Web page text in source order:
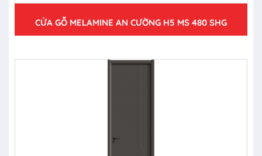
CỬA GỖ MELAMINE AN CƯỜNG H5 MS 480 SHG